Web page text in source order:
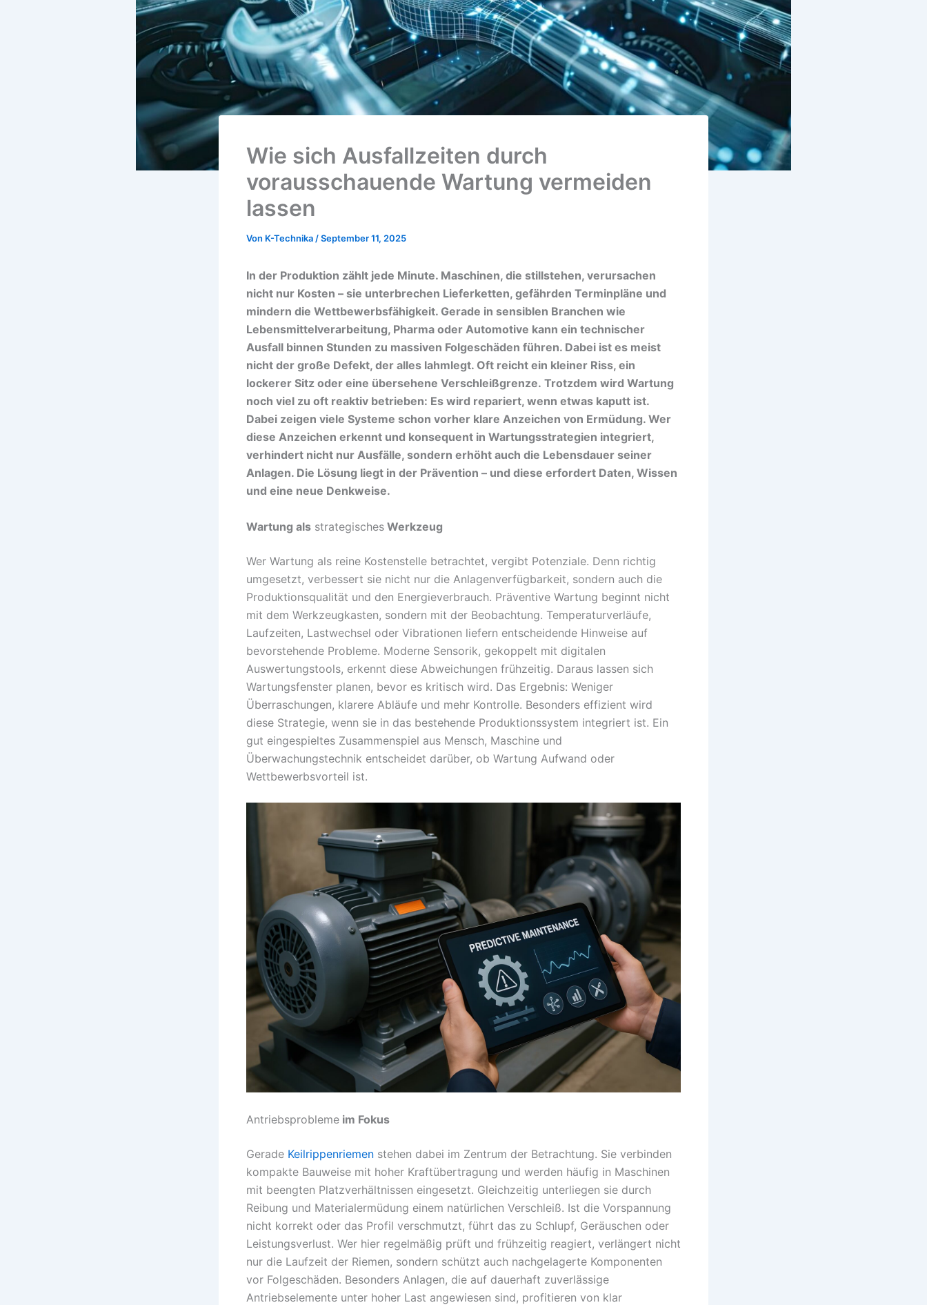
Wie sich Ausfallzeiten durch
vorausschauende Wartung vermeiden
lassen
Von K-Technika /September 11, 2025
In der Produktion zählt jede Minute. Maschinen, die stillstehen, verursachen
nicht nur Kosten – sie unterbrechen Lieferketten, gefährden Terminpläne und
mindern die Wettbewerbsfähigkeit. Gerade in sensiblen Branchen wie
Lebensmittelverarbeitung, Pharma oder Automotive kann ein technischer
Ausfall binnen Stunden zu massiven Folgeschäden führen. Dabei ist es meist
nicht der große Defekt, der alles lahmlegt. Oft reicht ein kleiner Riss, ein
lockerer Sitz oder eine übersehene Verschleißgrenze. Trotzdem wird Wartung
noch viel zu oft reaktiv betrieben: Es wird repariert, wenn etwas kaputt ist.
Dabei zeigen viele Systeme schon vorher klare Anzeichen von Ermüdung. Wer
diese Anzeichen erkennt und konsequent in Wartungsstrategien integriert,
verhindert nicht nur Ausfälle, sondern erhöht auch die Lebensdauer seiner
Anlagen. Die Lösung liegt in der Prävention – und diese erfordert Daten, Wissen
und eine neue Denkweise.
Wartung als strategisches Werkzeug
Wer Wartung als reine Kostenstelle betrachtet, vergibt Potenziale. Denn richtig
umgesetzt, verbessert sie nicht nur die Anlagenverfügbarkeit, sondern auch die
Produktionsqualität und den Energieverbrauch. Präventive Wartung beginnt nicht
mit dem Werkzeugkasten, sondern mit der Beobachtung. Temperaturverläufe,
Laufzeiten, Lastwechsel oder Vibrationen liefern entscheidende Hinweise auf
bevorstehende Probleme. Moderne Sensorik, gekoppelt mit digitalen
Auswertungstools, erkennt diese Abweichungen frühzeitig. Daraus lassen sich
Wartungsfenster planen, bevor es kritisch wird. Das Ergebnis: Weniger
Überraschungen, klarere Abläufe und mehr Kontrolle. Besonders effizient wird
diese Strategie, wenn sie in das bestehende Produktionssystem integriert ist. Ein
gut eingespieltes Zusammenspiel aus Mensch, Maschine und
Überwachungstechnik entscheidet darüber, ob Wartung Aufwand oder
Wettbewerbsvorteil ist.
Antriebsprobleme im Fokus
Gerade Keilrippenriemen stehen dabei im Zentrum der Betrachtung. Sie verbinden
kompakte Bauweise mit hoher Kraftübertragung und werden häufig in Maschinen
mit beengten Platzverhältnissen eingesetzt. Gleichzeitig unterliegen sie durch
Reibung und Materialermüdung einem natürlichen Verschleiß. Ist die Vorspannung
nicht korrekt oder das Profil verschmutzt, führt das zu Schlupf, Geräuschen oder
Leistungsverlust. Wer hier regelmäßig prüft und frühzeitig reagiert, verlängert nicht
nur die Laufzeit der Riemen, sondern schützt auch nachgelagerte Komponenten
vor Folgeschäden. Besonders Anlagen, die auf dauerhaft zuverlässige
Antriebselemente unter hoher Last angewiesen sind, profitieren von klar